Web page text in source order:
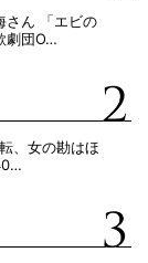
さん 「エビの
劇団O…
、女の勘はほ